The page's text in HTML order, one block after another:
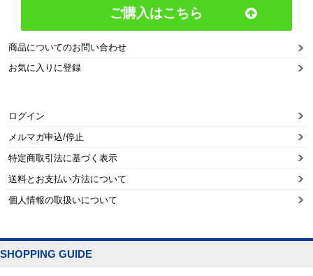
ご購入はこちら
商品についてのお問い合わせ
お気に入りに登録
ログイン
メルマガ申込/停止
特定商取引法に基づく表示
送料とお支払い方法について
個人情報の取扱いについて
SHOPPING GUIDE